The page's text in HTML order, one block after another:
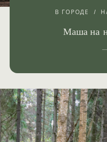
В ГОРОДЕ
Маша на